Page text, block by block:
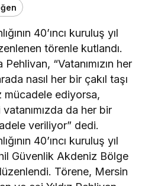
40’ıncı kuruluş yıl
törenle kutlandı.
“Vatanımızın her
nasıl her bir çakıl taşı
mücadele ediyorsa,
da her bir
veriliyor” dedi.
40’ıncı kuruluş yıl
Güvenlik Akdeniz Bölge
Törene, Mersin